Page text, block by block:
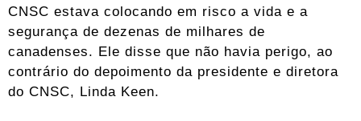
CNSC estava colocando em risco a vida e a
segurança de dezenas de milhares de
canadenses. Ele disse que não havia perigo, ao
contrário do depoimento da presidente e diretora
do CNSC, Linda Keen.